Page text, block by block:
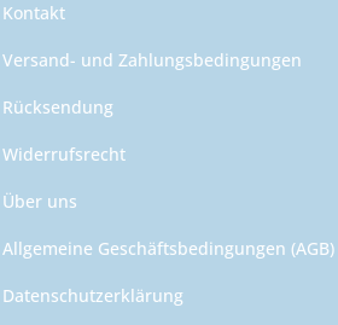
Kontakt
Versand- und Zahlungsbedingungen
Rücksendung
Widerrufsrecht
Über uns
Allgemeine Geschäftsbedingungen (AGB)
Datenschutzerklärung